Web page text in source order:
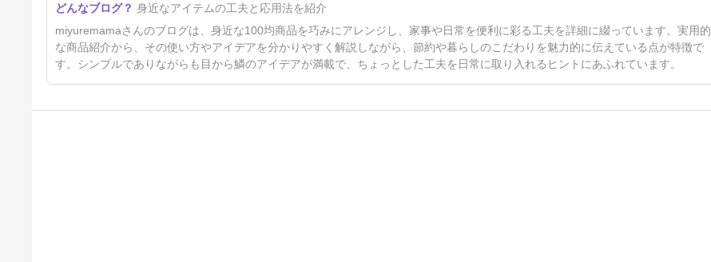
身近なアイテムの工夫と応用法を紹介
miyuremamaさんのブログは、身近な100均商品を巧みにアレンジし、家事や日常を便利に彩る工夫を詳細に綴っています。実用的
な商品紹介から、その使い方やアイデアを分かりやすく解説しながら、節約や暮らしのこだわりを魅力的に伝えている点が特徴で
す。シンプルでありながらも目から鱗のアイデアが満載で、ちょっとした工夫を日常に取り入れるヒントにあふれています。